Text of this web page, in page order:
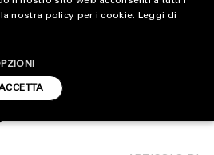
magazine
STYLE
con
è un’ode
nostra policy per i cookie. Leggi di